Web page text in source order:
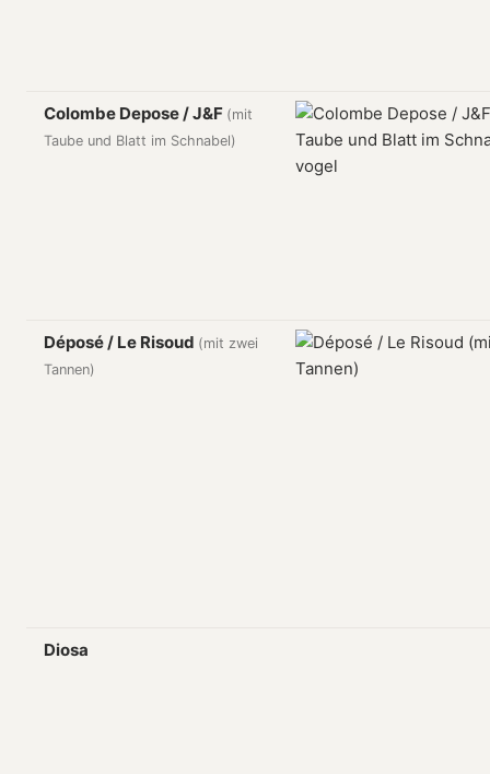
Colombe Depose / J&F (mit
Taube und Blatt im Schnabel)
Déposé / Le Risoud (mit zwei
Tannen)
Diosa